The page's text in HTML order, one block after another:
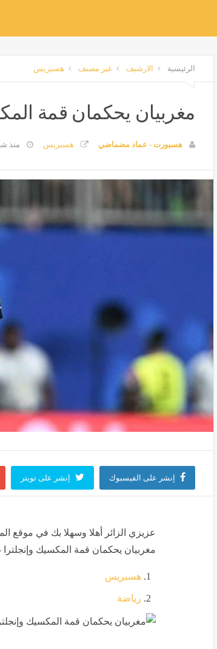
الرئيسية الارشيف غير مصنف هسبريس
مغربيان يحكمان قمة
هسبورت - عماد مضماضي هسبريس منذ
إنشر على الفيسبوك إنشر على تويتر
عزيزي الزائر أهلا وسهلا بك في موقع
مغربيان يحكمان قمة المكسيك وإنجلترا
هسبريس
رياضة